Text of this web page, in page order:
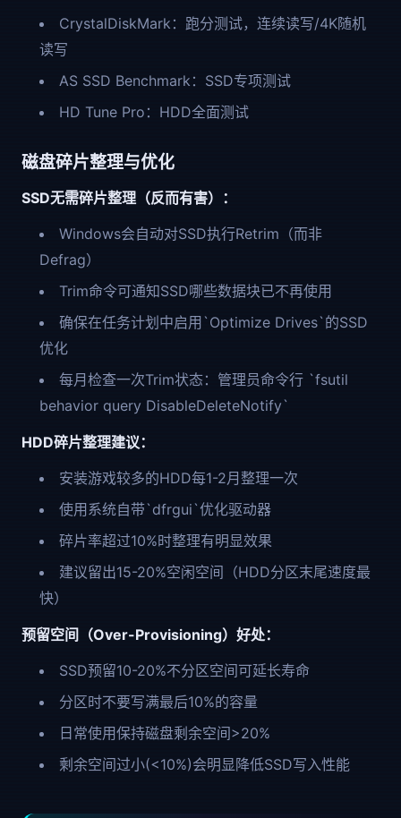
CrystalDiskMark：跑分测试，连续读写/4K随机
读写
AS SSD Benchmark：SSD专项测试
HD Tune Pro：HDD全面测试
磁盘碎片整理与优化
SSD无需碎片整理（反而有害）：
Windows会自动对SSD执行Retrim（而非
Defrag）
Trim命令可通知SSD哪些数据块已不再使用
确保在任务计划中启用`Optimize Drives`的SSD
优化
每月检查一次Trim状态：管理员命令行 `fsutil
behavior query DisableDeleteNotify`
HDD碎片整理建议：
安装游戏较多的HDD每1-2月整理一次
使用系统自带`dfrgui`优化驱动器
碎片率超过10%时整理有明显效果
建议留出15-20%空闲空间（HDD分区末尾速度最
快）
预留空间（Over-Provisioning）好处：
SSD预留10-20%不分区空间可延长寿命
分区时不要写满最后10%的容量
日常使用保持磁盘剩余空间>20%
剩余空间过小(<10%)会明显降低SSD写入性能